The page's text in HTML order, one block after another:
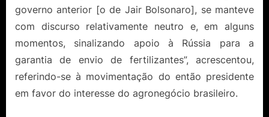
governo anterior [o de Jair Bolsonaro], se manteve
com discurso relativamente neutro e, em alguns
momentos, sinalizando apoio à Rússia para a
garantia de envio de fertilizantes”, acrescentou,
referindo-se à movimentação do então presidente
em favor do interesse do agronegócio brasileiro.